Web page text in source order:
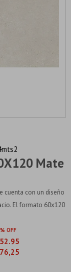
Mate
cuenta con un diseño
El formato 60x120